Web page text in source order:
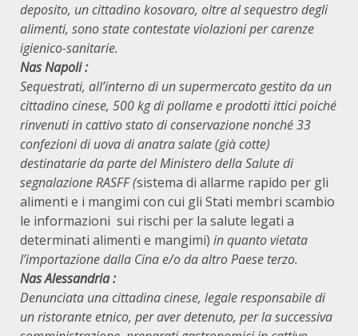
deposito, un cittadino kosovaro, oltre al sequestro degli
alimenti, sono state contestate violazioni per carenze
igienico-sanitarie.
Nas Napoli :
Sequestrati, all’interno di un supermercato gestito da un
cittadino cinese, 500 kg di pollame e prodotti ittici poiché
rinvenuti in cattivo stato di conservazione nonché 33
confezioni di uova di anatra salate (già cotte)
destinatarie da parte del Ministero della Salute di
segnalazione RASFF (sistema di allarme rapido per gli
alimenti e i mangimi con cui gli Stati membri scambio
le informazioni sui rischi per la salute legati a
determinati alimenti e mangimi) in quanto vietata
l’importazione dalla Cina e/o da altro Paese terzo.
Nas Alessandria :
Denunciata una cittadina cinese, legale responsabile di
un ristorante etnico, per aver detenuto, per la successiva